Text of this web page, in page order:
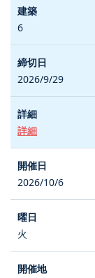
6
2026/9/29
詳細
2026/10/6
火